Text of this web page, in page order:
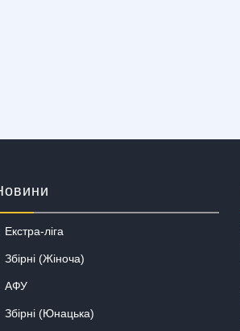
Екстра-ліга
Збірні (Жіноча)
АФУ
Збірні (Юнацька)